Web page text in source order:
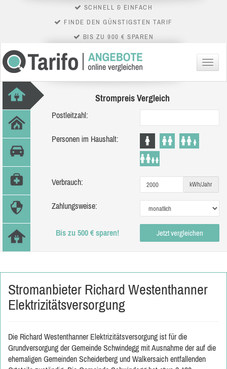
SCHNELL & EINFACH
FINDE DEN GÜNSTIGSTEN TARIF
BIS ZU 900 € SPAREN
Menü
Strompreis Vergleich
Postleitzahl:
Personen im Haushalt:
Verbrauch: kWh/Jahr
Zahlungsweise:
Bis zu 500 € sparen! Jetzt vergleichen
Stromanbieter Richard Westenthanner
Elektrizitätsversorgung
Die Richard Westenthanner Elektrizitätsversorgung ist für die
Grundversorgung der Gemeinde Schwindegg mit Ausnahme der auf die
ehemaligen Gemeinden Scheiderberg und Walkersaich entfallenden